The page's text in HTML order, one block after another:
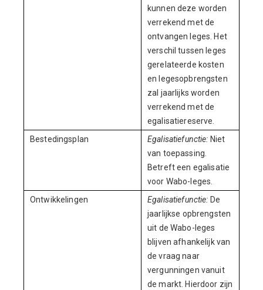
kunnen deze worden
verrekend met de
ontvangen leges. Het
verschil tussen leges
gerelateerde kosten
en legesopbrengsten
zal jaarlijks worden
verrekend met de
egalisatiereserve.
Bestedingsplan
Egalisatiefunctie: Niet
van toepassing.
Betreft een egalisatie
voor Wabo-leges.
Ontwikkelingen
Egalisatiefunctie: De
jaarlijkse opbrengsten
uit de Wabo-leges
blijven afhankelijk van
de vraag naar
vergunningen vanuit
de markt. Hierdoor zijn